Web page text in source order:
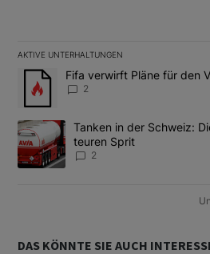
AKTIVE UNTERHALTUNGEN
Das Folgende ist eine Liste der am
Ein Trendartikel mit dem Titel "Fifa
Fifa verwirft Pläne für den
2
Ein Trendartikel mit dem Titel
Tanken in der Schweiz:
teuren Sprit
2
DAS KÖNNTE SIE AUCH